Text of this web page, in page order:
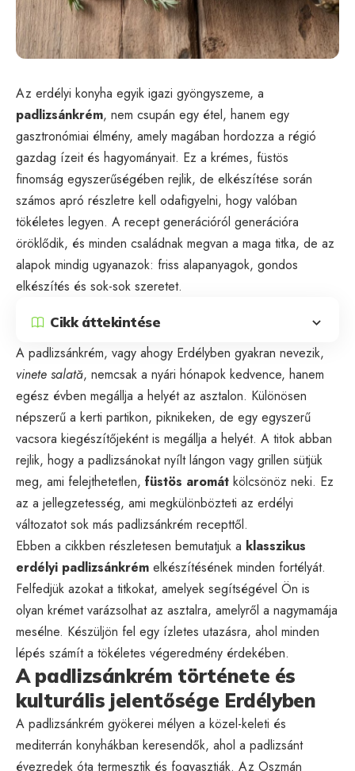
Az erdélyi konyha egyik igazi gyöngyszeme, a
padlizsánkrém, nem csupán egy étel, hanem egy
gasztronómiai élmény, amely magában hordozza a régió
gazdag ízeit és hagyományait. Ez a krémes, füstös
finomság egyszerűségében rejlik, de elkészítése során
számos apró részletre kell odafigyelni, hogy valóban
tökéletes legyen. A recept generációról generációra
öröklődik, és minden családnak megvan a maga titka, de az
alapok mindig ugyanazok: friss alapanyagok, gondos
elkészítés és sok-sok szeretet.
Cikk áttekintése
A padlizsánkrém, vagy ahogy Erdélyben gyakran nevezik,
vinete salată, nemcsak a nyári hónapok kedvence, hanem
egész évben megállja a helyét az asztalon. Különösen
népszerű a kerti partikon, piknikeken, de egy egyszerű
vacsora kiegészítőjeként is megállja a helyét. A titok abban
rejlik, hogy a padlizsánokat nyílt lángon vagy grillen sütjük
meg, ami felejthetetlen, füstös aromát kölcsönöz neki. Ez
az a jellegzetesség, ami megkülönbözteti az erdélyi
változatot sok más padlizsánkrém recepttől.
Ebben a cikkben részletesen bemutatjuk a klasszikus
erdélyi padlizsánkrém elkészítésének minden fortélyát.
Felfedjük azokat a titkokat, amelyek segítségével Ön is
olyan krémet varázsolhat az asztalra, amelyről a nagymamája
mesélne. Készüljön fel egy ízletes utazásra, ahol minden
lépés számít a tökéletes végeredmény érdekében.
A padlizsánkrém története és
kulturális jelentősége Erdélyben
A padlizsánkrém gyökerei mélyen a közel-keleti és
mediterrán konyhákban keresendők, ahol a padlizsánt
évezredek óta termesztik és fogyasztják. Az Oszmán